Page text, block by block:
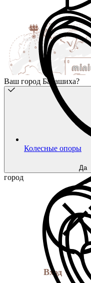
Колесные опоры
Ваш город Балашиха?
Да
город
Вход